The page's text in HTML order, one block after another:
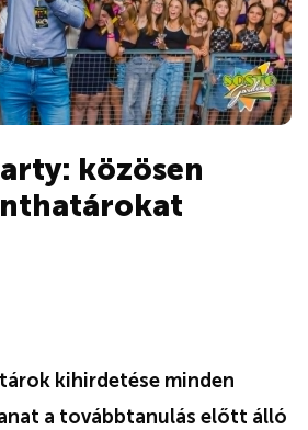
közösen
kihirdetése minden
a továbbtanulás előtt álló